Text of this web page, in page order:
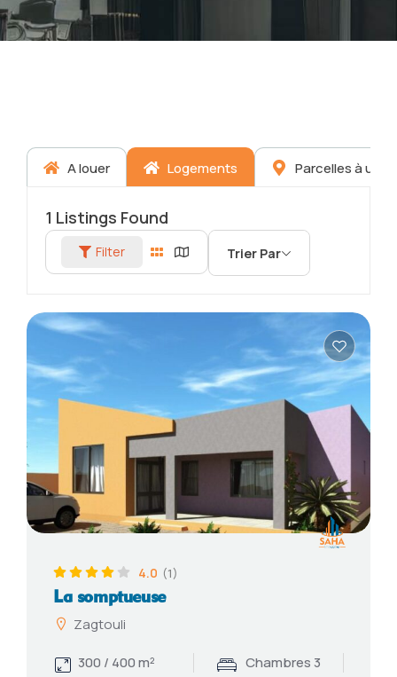
A louer Logements Parcelles à
1 Listings Found
Filter Trier Par
4.0 (1)
La somptueuse
Zagtouli
300 / 400 m²
Chambres 3